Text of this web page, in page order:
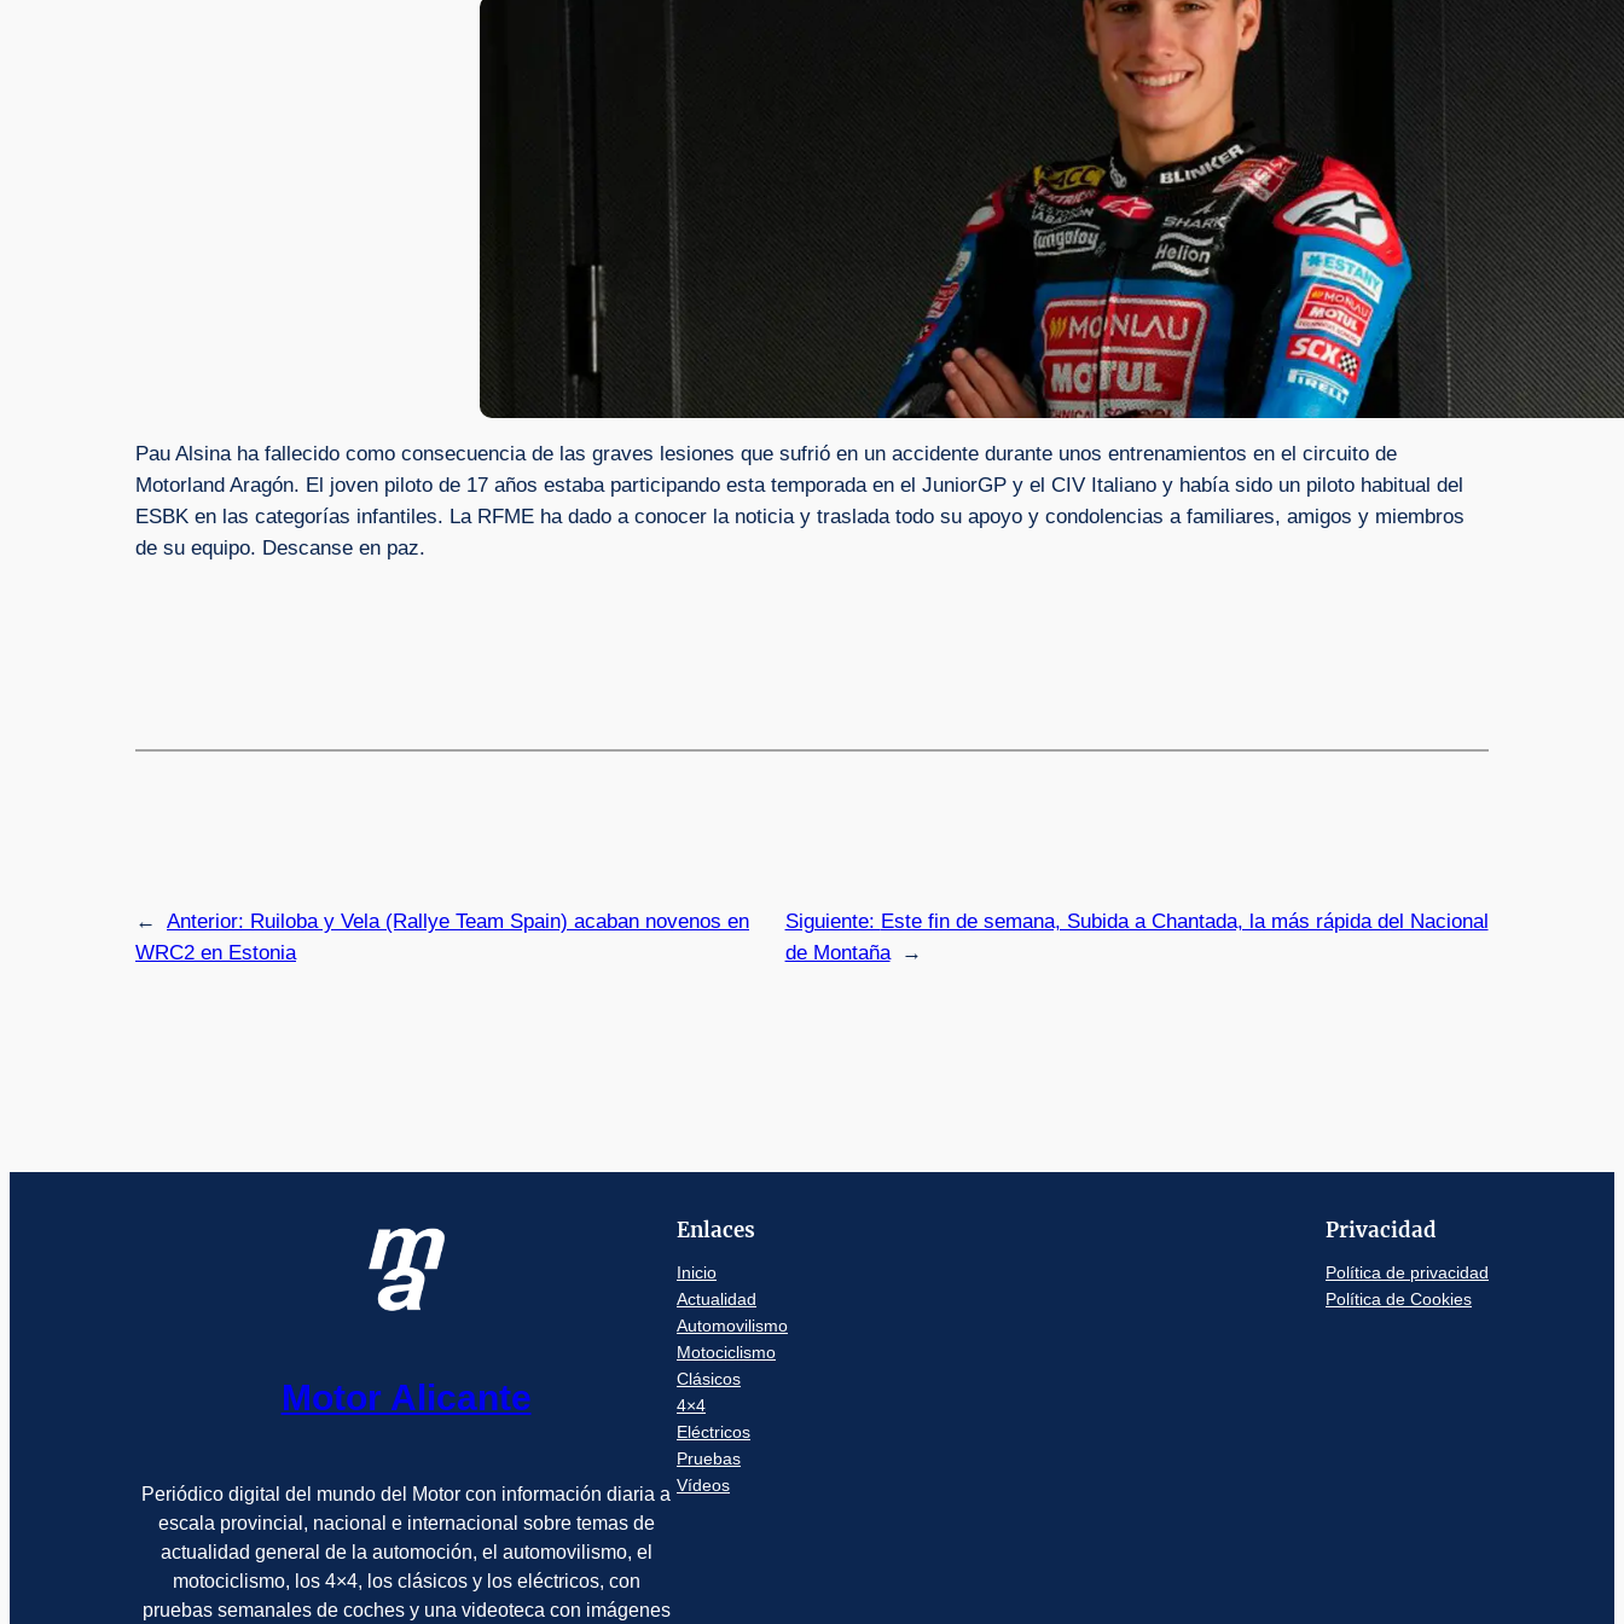
Pau Alsina ha fallecido como consecuencia de las graves lesiones que sufrió en un accidente durante unos entrenamientos en el circuito de
Motorland Aragón. El joven piloto de 17 años estaba participando esta temporada en el JuniorGP y el CIV Italiano y había sido un piloto habitual del
ESBK en las categorías infantiles. La RFME ha dado a conocer la noticia y traslada todo su apoyo y condolencias a familiares, amigos y miembros
de su equipo. Descanse en paz.
← Anterior: Ruiloba y Vela (Rallye Team Spain) acaban novenos en
WRC2 en Estonia
Siguiente: Este fin de semana, Subida a Chantada, la más rápida del Nacional
de Montaña
→
Motor Alicante
Periódico digital del mundo del Motor con información diaria a
escala provincial, nacional e internacional sobre temas de
actualidad general de la automoción, el automovilismo, el
motociclismo, los 4×4, los clásicos y los eléctricos, con
pruebas semanales de coches y una videoteca con imágenes
Enlaces
Inicio
Actualidad
Automovilismo
Motociclismo
Clásicos
4×4
Eléctricos
Pruebas
Vídeos
Privacidad
Política de privacidad
Política de Cookies